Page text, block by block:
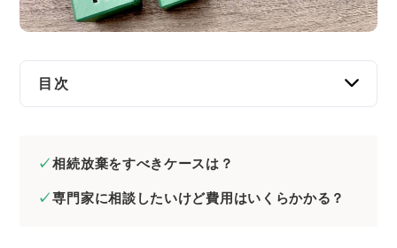
労働問題
債権回収
IT・ネット
資金調達
企業法務
目次
那覇市で相続放棄の無料相談ができる窓口5選
全ての悩みを相談可能
相続放棄をすべきケースは？
専門家に相談したいけど費用はいくらかかる？